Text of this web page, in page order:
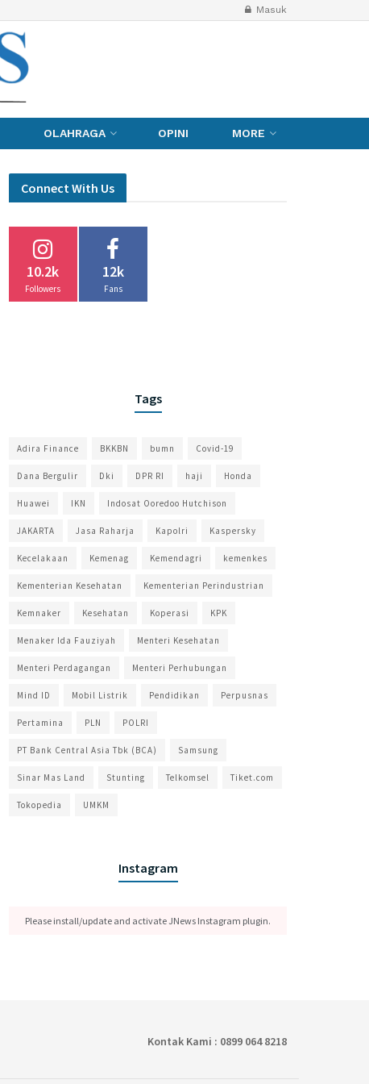
Masuk
OLAHRAGA OPINI MORE
Connect With Us
10.2k
Followers
12k
Fans
Tags
Adira Finance BKKBN bumn Covid-19
Dana Bergulir Dki DPR RI haji Honda
Huawei IKN Indosat Ooredoo Hutchison
JAKARTA Jasa Raharja Kapolri Kaspersky
Kecelakaan Kemenag Kemendagri kemenkes
Kementerian Kesehatan Kementerian Perindustrian
Kemnaker Kesehatan Koperasi KPK
Menaker Ida Fauziyah Menteri Kesehatan
Menteri Perdagangan Menteri Perhubungan
Mind ID Mobil Listrik Pendidikan Perpusnas
Pertamina PLN POLRI
PT Bank Central Asia Tbk (BCA) Samsung
Sinar Mas Land Stunting Telkomsel Tiket.com
Tokopedia UMKM
Instagram
Please install/update and activate JNews Instagram plugin.
Kontak Kami : 0899 064 8218